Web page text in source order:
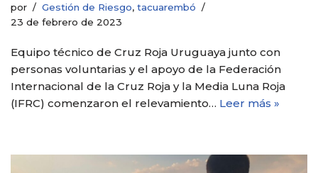
por Gestión de Riesgo, tacuarembó
23 de febrero de 2023
Equipo técnico de Cruz Roja Uruguaya junto con
personas voluntarias y el apoyo de la Federación
Internacional de la Cruz Roja y la Media Luna Roja
(IFRC) comenzaron el relevamiento… Leer más »